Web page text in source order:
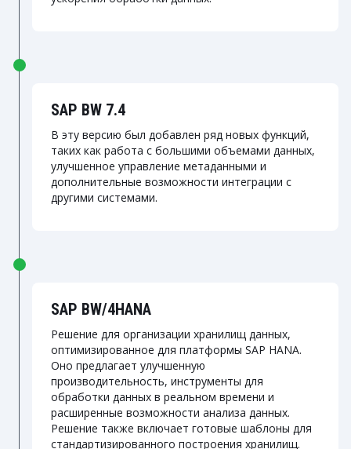
SAP BW 7.4
В эту версию был добавлен ряд новых функций,
таких как работа с большими объемами данных,
улучшенное управление метаданными и
дополнительные возможности интеграции с
другими системами.
SAP BW/4HANA
Решение для организации хранилищ данных,
оптимизированное для платформы SAP HANA.
Оно предлагает улучшенную
производительность, инструменты для
обработки данных в реальном времени и
расширенные возможности анализа данных.
Решение также включает готовые шаблоны для
стандартизированного построения хранилищ.